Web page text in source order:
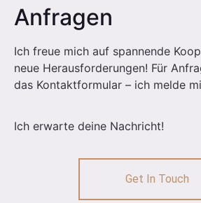
Anfragen
Ich freue mich auf spannende
neue Herausforderungen! Für
das Kontaktformular – ich melde
Ich erwarte deine Nachricht!
Get In Touch